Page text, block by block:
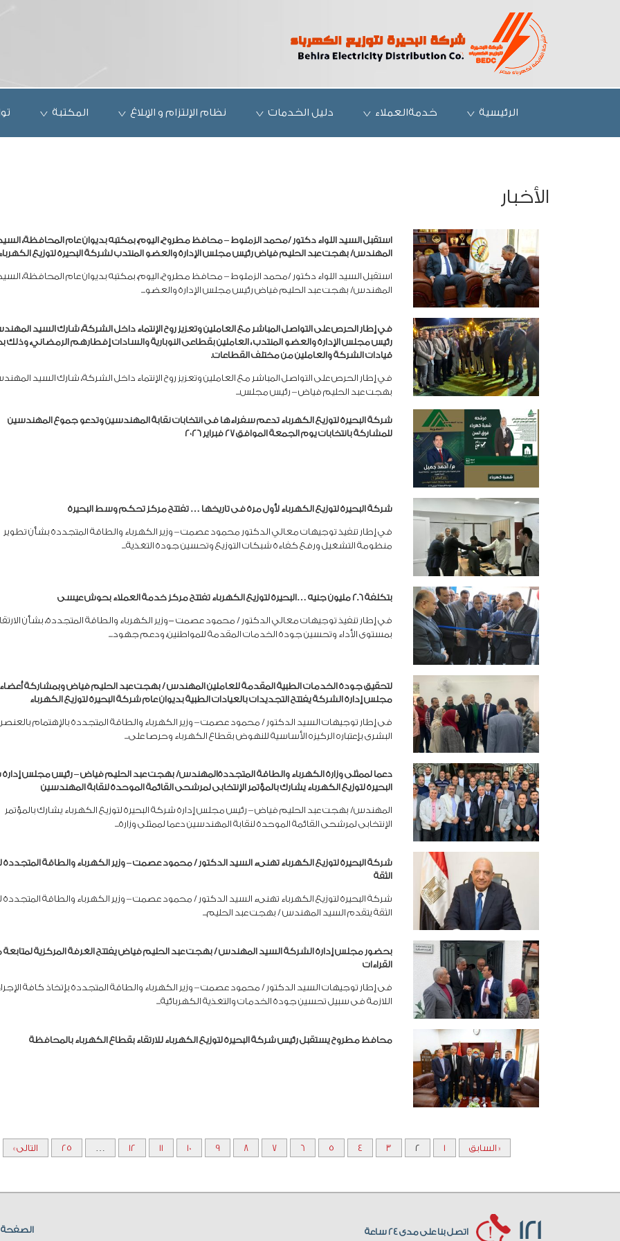
الرئيسية خدمةالعملاء دليل الخدمات نظام الإلتزام و الإبلاغ المكتبة
الأخبار
استقبل السيد اللواء دكتور /محمد الزملوط – محافظ مطروح، اليوم، بمكتبه بديوان عام المحافظة،
المهندس/ بهجت عبد الحليم فياض رئيس مجلس الإدارة والعضو المنتدب لشركة البحيرة لتوزيع
استقبل السيد اللواء دكتور /محمد الزملوط – محافظ مطروح، اليوم، بمكتبه بديوان عام المحافظة،
المهندس/ بهجت عبد الحليم فياض رئيس مجلس الإدارة والعضو...
في إطار الحرص على التواصل المباشر مع العاملين وتعزيز روح الإنتماء داخل الشركة، شارك السيد
رئيس مجلس الإدارة والعضو المنتدب ، العاملين بقطاعى النوبارية والسادات إفطارهم الرمضاني، وذلك
قيادات الشركة والعاملين من مختلف القطاعات.
في إطار الحرص على التواصل المباشر مع العاملين وتعزيز روح الإنتماء داخل الشركة، شارك السيد
بهجت عبد الحليم فياض – رئيس مجلس...
شركة البحيرة لتوزيع الكهرباء تدعم سفراءها فى انتخابات نقابة المهندسين وتدعو جموع المهندسين
للمشاركة بانتخابات يوم الجمعة الموافق ٢٧ فبراير ٢٠٢٦
شركة البحيرة لتوزيع الكهرباء لأول مرة فى تاريخها … تفتتح مركز تحكم وسط البحيرة
في إطار تنفيذ توجيهات معالي الدكتور محمود عصمت – وزير الكهرباء والطاقة المتجددة بشأن تطوير
منظومة التشغيل ورفع كفاءة شبكات التوزيع وتحسين جودة التغذية...
بتكلفة ٢.٦ مليون جنيه …البحيرة لتوزيع الكهرباء تفتتح مركز خدمة العملاء بحوش عيسى
في إطار تنفيذ توجيهات معالي الدكتور / محمود عصمت -وزير الكهرباء والطاقة المتجددة، بشأن
بمستوى الأداء وتحسين جودة الخدمات المقدمة للمواطنين، ودعم جهود...
لتحقيق جودة الخدمات الطبية المقدمة للعاملين المهندس / بهجت عبد الحليم فياض وبمشاركة أعضاء
مجلس إدارة الشركة يفتتح التجديدات بالعيادات الطبية بديوان عام شركة البحيرة لتوزيع الكهرباء
فى إطار توجيهات السيد الدكتور / محمود عصمت – وزير الكهرباء والطاقة المتجددة بالإهتمام بالعنصر
البشرى بإعتباره الركيزه الأساسية للنهوض بقطاع الكهرباء وحرصا على...
دعما لممثلى وزارة الكهرباء والطاقة المتجددةالمهندس/ بهجت عبد الحليم فياض – رئيس مجلس
البحيرة لتوزيع الكهرباء يشارك بالمؤتمر الإنتخابى لمرشحى القائمة الموحدة لنقابة المهندسين
المهندس/ بهجت عبد الحليم فياض – رئيس مجلس إدارة شركة البحيرة لتوزيع الكهرباء يشارك بالمؤتمر
الإنتخابى لمرشحى القائمة الموحدة لنقابة المهندسين دعما لممثلى وزارة...
شركة البحيرة لتوزيع الكهرباء تهنىء السيد الدكتور / محمود عصمت – وزير الكهرباء والطاقة المتجددة
الثقة
شركة البحيرة لتوزيع الكهرباء تهنىء السيد الدكتور / محمود عصمت – وزير الكهرباء والطاقة المتجددة
الثقة يتقدم السيد المهندس / بهجت عبد الحليم...
بحضور مجلس إدارة الشركة السيد المهندس / بهجت عبد الحليم فياض يفتتح الغرفة المركزية لمتابعة
القراءات
فى إطار توجيهات السيد الدكتور / محمود عصمت – وزير الكهرباء والطاقة المتجددة بإتخاذ كافة
اللازمة فى سبيل تحسين جودة الخدمات والتغذية الكهربائية...
محافظ مطروح يستقبل رئيس شركة البحيرة لتوزيع الكهرباء للارتقاء بقطاع الكهرباء بالمحافظة
« السابق 1
2
3
4
5
6
7
8
9
10
11
12
25 التالى »
121 اتصل بنا على مدى 24 ساعة الصفحة